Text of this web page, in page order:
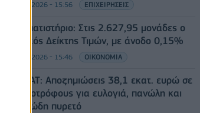
06/08/2026 - 15:56 ΕΠΙΧΕΙΡΗΣΕΙΣ
Χρηματιστήριο: Στις 2.627,95 μονάδες ο
Γενικός Δείκτης Τιμών, με άνοδο 0,15%
06/08/2026 - 15:46 ΟΙΚΟΝΟΜΙΑ
ΥΠΑΑΤ: Αποζημιώσεις 38,1 εκατ. ευρώ σε
κτηνοτρόφους για ευλογιά, πανώλη και
αφθώδη πυρετό